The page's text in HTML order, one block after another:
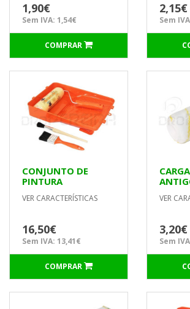
1,90€
Sem IVA: 1,54€
COMPRAR
2,15€
Sem
CONJUNTO DE
PINTURA
PROFISSIONAL
UNIVERSAL
VER CARACTERÍSTICAS
16,50€
Sem IVA: 13,41€
COMPRAR
P/
VER
3,20€
Sem